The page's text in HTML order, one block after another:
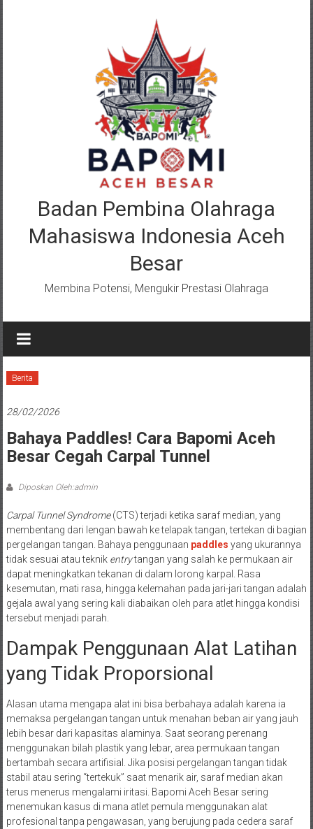
Badan Pembina Olahraga
Mahasiswa Indonesia Aceh
Besar
Membina Potensi, Mengukir Prestasi Olahraga
Berita
28/02/2026
Bahaya Paddles! Cara Bapomi Aceh
Besar Cegah Carpal Tunnel
Diposkan Oleh:admin
Carpal Tunnel Syndrome(CTS) terjadi ketika saraf median, yang
membentang dari lengan bawah ke telapak tangan, tertekan di bagian
pergelangan tangan. Bahaya penggunaan paddles yang ukurannya
tidak sesuai atau teknik entrytangan yang salah ke permukaan air
dapat meningkatkan tekanan di dalam lorong karpal. Rasa
kesemutan, mati rasa, hingga kelemahan pada jari-jari tangan adalah
gejala awal yang sering kali diabaikan oleh para atlet hingga kondisi
tersebut menjadi parah.
Dampak Penggunaan Alat Latihan
yang Tidak Proporsional
Alasan utama mengapa alat ini bisa berbahaya adalah karena ia
memaksa pergelangan tangan untuk menahan beban air yang jauh
lebih besar dari kapasitas alaminya. Saat seorang perenang
menggunakan bilah plastik yang lebar, area permukaan tangan
bertambah secara artifisial. Jika posisi pergelangan tangan tidak
stabil atau sering “tertekuk” saat menarik air, saraf median akan
terus menerus mengalami iritasi. Bapomi Aceh Besar sering
menemukan kasus di mana atlet pemula menggunakan alat
profesional tanpa pengawasan, yang berujung pada cedera saraf